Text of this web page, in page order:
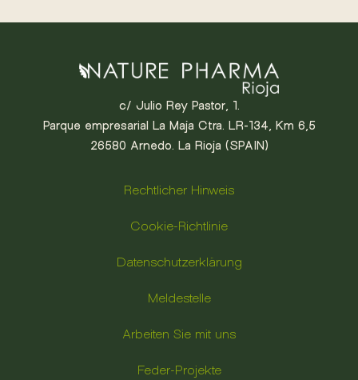
c/ Julio Rey Pastor, 1.
Parque empresarial La Maja Ctra. LR-134, Km 6,5
26580 Arnedo. La Rioja (SPAIN)
Rechtlicher Hinweis
Cookie-Richtlinie
Datenschutzerklärung
Meldestelle
Arbeiten Sie mit uns
Feder-Projekte